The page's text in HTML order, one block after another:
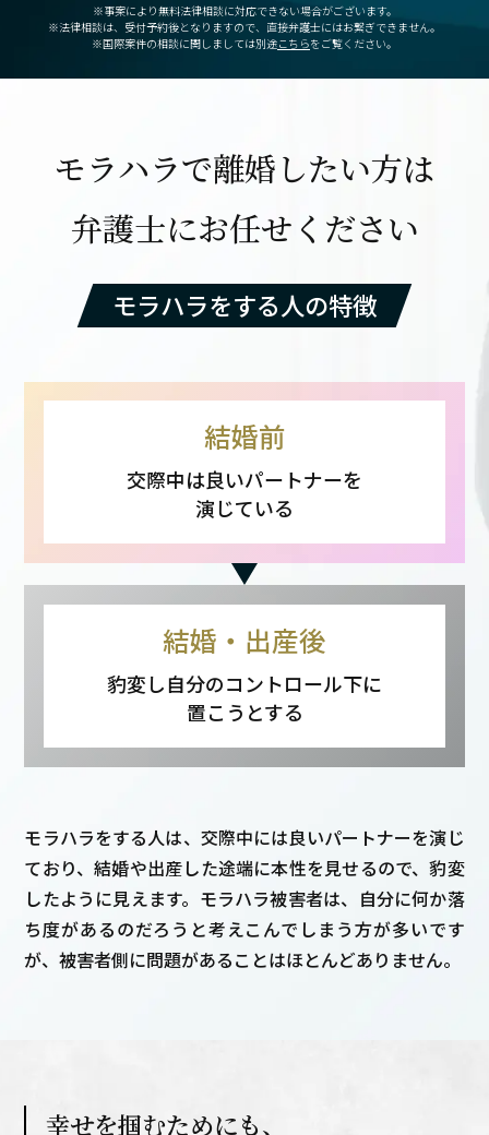
※事案により無料法律相談に対応できない場合がございます。
※法律相談は、受付予約後となりますので、 直接弁護士にはお繋ぎできません。
※国際案件の相談に関しましては別途こちらをご覧ください。
モラハラで離婚したい方は
弁護士にお任せください
モラハラをする人の特徴
結婚前
交際中は良いパートナーを
演じている
結婚・出産後
豹変し自分のコントロール下に
置こうとする
モラハラをする人は、交際中には良いパートナーを演じ
ており、結婚や出産した途端に本性を見せるので、豹変
したように見えます。モラハラ被害者は、自分に何か落
ち度があるのだろうと考えこんでしまう方が多いです
が、被害者側に問題があることはほとんどありません。
幸せを掴むためにも、